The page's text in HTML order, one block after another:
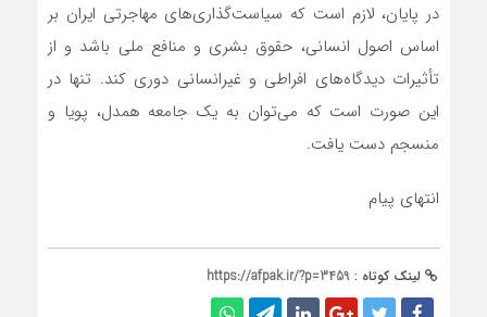
در پایان، لازم است که سیاست‌گذاری‌های مهاجرتی ایران بر
اساس اصول انسانی، حقوق بشری و منافع ملی باشد و از
تأثیرات دیدگاه‌های افراطی و غیرانسانی دوری کند. تنها در
این صورت است که می‌توان به یک جامعه همدل، پویا و
منسجم دست یافت.
انتهای پیام
لینک کوتاه : https://afpak.ir/?p=3459